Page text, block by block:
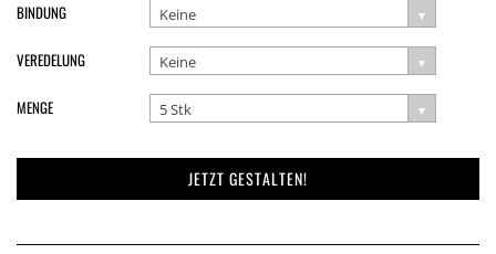
MENGE 5 Stk
BINDUNG Keine
VEREDELUNG Keine
JETZT GESTALTEN!